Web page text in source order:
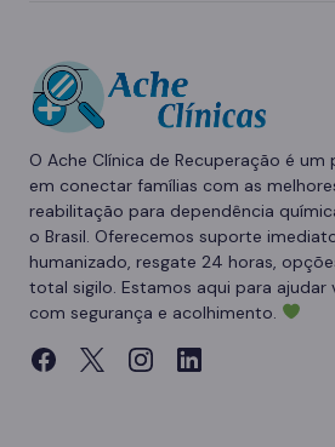
O Ache Clínica de Recuperação é
em conectar famílias com as
reabilitação para dependência
o Brasil. Oferecemos suporte
humanizado, resgate 24 horas,
total sigilo. Estamos aqui para ajudar
com segurança e acolhimento.